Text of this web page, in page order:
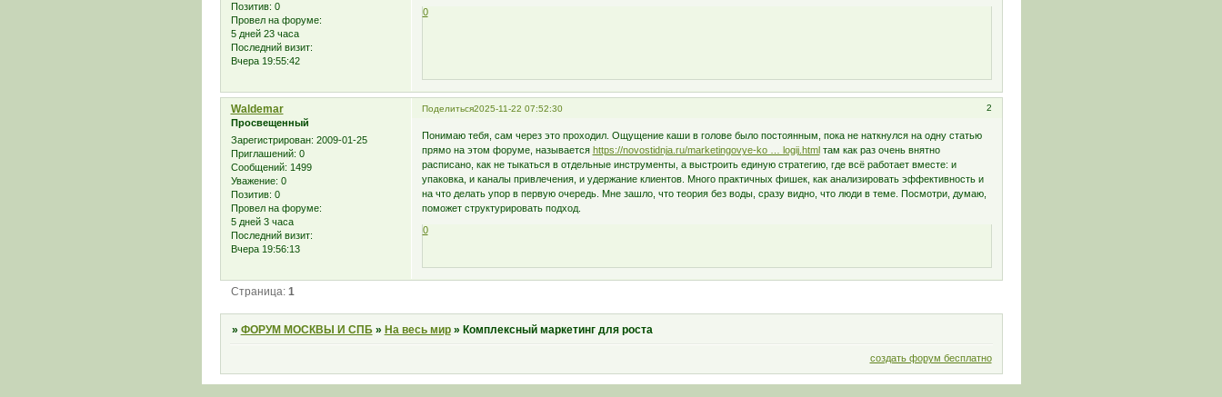
Позитив: 0
Провел на форуме:
5 дней 23 часа
Последний визит:
Вчера 19:55:42
0
Поделиться 2
2025-11-22 07:52:30
Waldemar
Просвещенный
Зарегистрирован: 2009-01-25
Приглашений: 0
Сообщений: 1499
Уважение: 0
Позитив: 0
Провел на форуме:
5 дней 3 часа
Последний визит:
Вчера 19:56:13
Понимаю тебя, сам через это проходил. Ощущение каши в голове было постоянным, пока не наткнулся на одну статью
прямо на этом форуме, называется https://novostidnja.ru/marketingovye-ko … logij.htmlтам как раз очень внятно
расписано, как не тыкаться в отдельные инструменты, а выстроить единую стратегию, где всё работает вместе: и
упаковка, и каналы привлечения, и удержание клиентов. Много практичных фишек, как анализировать эффективность и
на что делать упор в первую очередь. Мне зашло, что теория без воды, сразу видно, что люди в теме. Посмотри, думаю,
поможет структурировать подход.
0
Страница: 1
» ФОРУМ МОСКВЫ И СПБ » На весь мир » Комплексный маркетинг для роста
создать форум бесплатно